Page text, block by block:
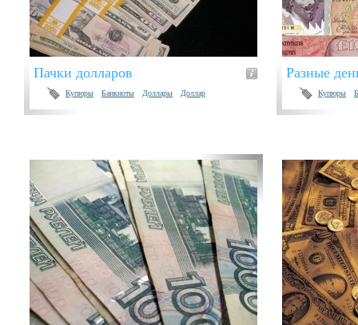
Пачки долларов
Купюры Банкноты Доллары Доллар
Разные
Купюры